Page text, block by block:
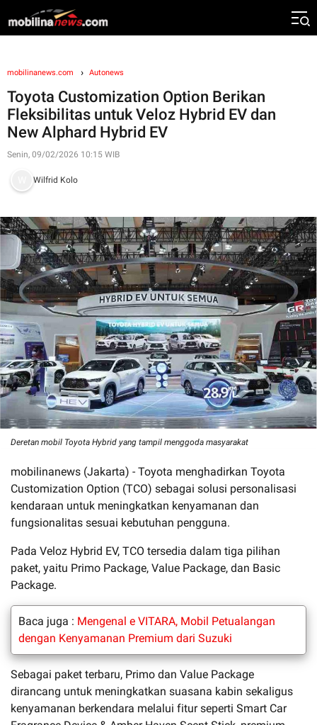
mobilinanews.com Autonews
Toyota Customization Option Berikan
Fleksibilitas untuk Veloz Hybrid EV dan
New Alphard Hybrid EV
Senin, 09/02/2026 10:15 WIB
Wilfrid Kolo
Deretan mobil Toyota Hybrid yang tampil menggoda masyarakat
mobilinanews (Jakarta) - Toyota menghadirkan Toyota
Customization Option (TCO) sebagai solusi personalisasi
kendaraan untuk meningkatkan kenyamanan dan
fungsionalitas sesuai kebutuhan pengguna.
Pada Veloz Hybrid EV, TCO tersedia dalam tiga pilihan
paket, yaitu Primo Package, Value Package, dan Basic
Package.
Baca juga : Mengenal e VITARA, Mobil Petualangan
dengan Kenyamanan Premium dari Suzuki
Sebagai paket terbaru, Primo dan Value Package
dirancang untuk meningkatkan suasana kabin sekaligus
kenyamanan berkendara melalui fitur seperti Smart Car